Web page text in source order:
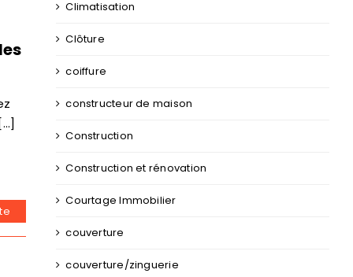
Climatisation
Clôture
coiffure
constructeur de maison
Construction
Construction et rénovation
Courtage Immobilier
couverture
couverture/zinguerie